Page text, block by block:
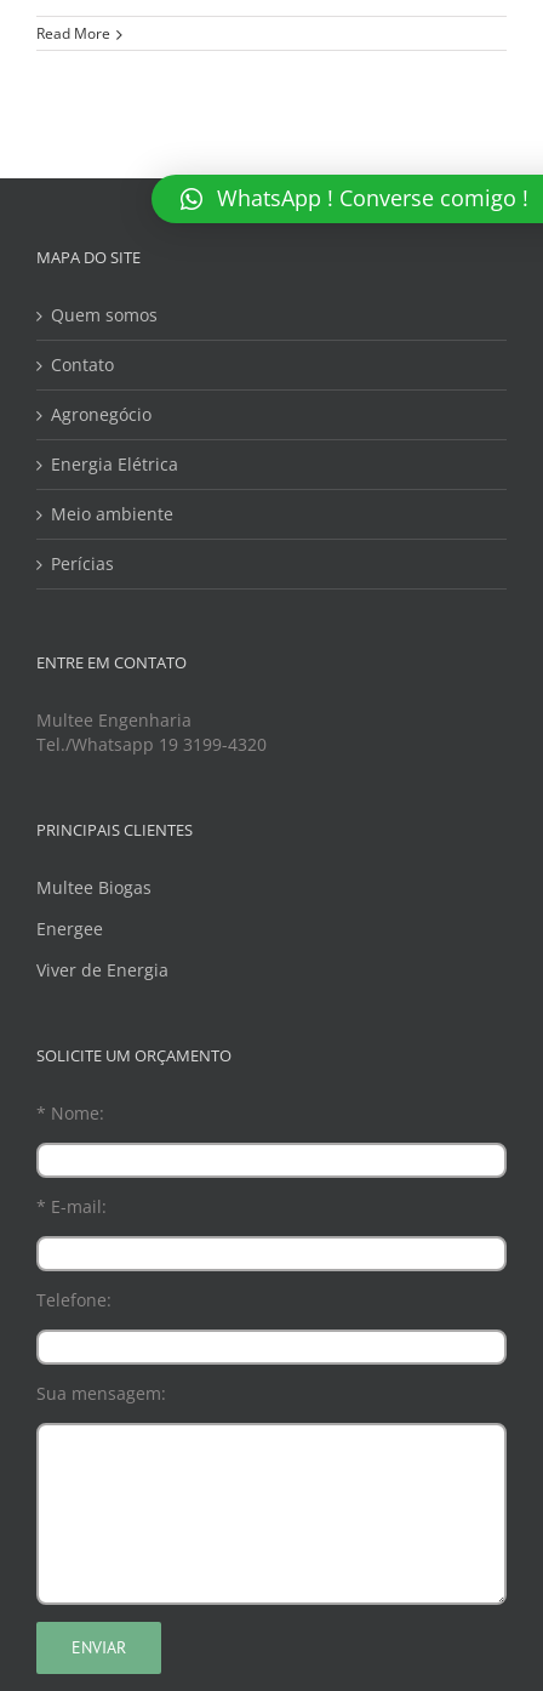
Read More
MAPA DO SITE
Quem somos
Contato
Agronegócio
Energia Elétrica
Meio ambiente
Perícias
ENTRE EM CONTATO
Multee Engenharia
Tel./Whatsapp 19 3199-4320
PRINCIPAIS CLIENTES
Multee Biogas
Energee
Viver de Energia
SOLICITE UM ORÇAMENTO
* Nome:
* E-mail:
Telefone:
Sua mensagem:
WhatsApp ! Converse comigo !